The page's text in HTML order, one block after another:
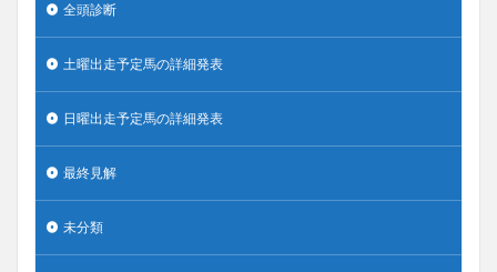
全頭診断
土曜出走予定馬の詳細発表
日曜出走予定馬の詳細発表
最終見解
未分類